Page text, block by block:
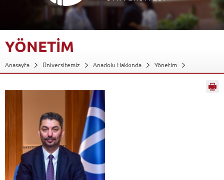
YÖNETİM
Anasayfa Üniversitemiz Anadolu Hakkında
Yönetim